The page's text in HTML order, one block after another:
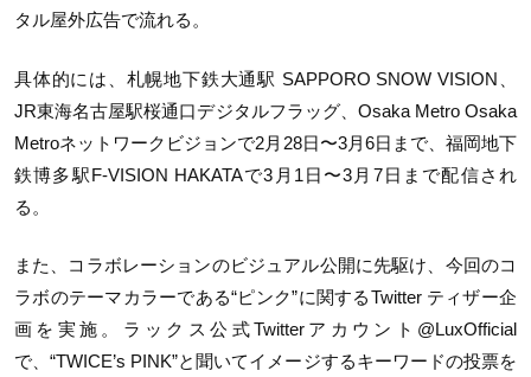
タル屋外広告で流れる。
具体的には、札幌地下鉄大通駅 SAPPORO SNOW VISION、
JR東海名古屋駅桜通口デジタルフラッグ、Osaka Metro Osaka
Metroネットワークビジョンで2月28日〜3月6日まで、福岡地下
鉄博多駅F-VISION HAKATAで3月1日〜3月7日まで配信され
る。
また、コラボレーションのビジュアル公開に先駆け、今回のコ
ラボのテーマカラーである“ピンク”に関するTwitter ティザー企
画を実施。ラックス公式Twitterアカウント@LuxOfficial
で、“TWICE’s PINK”と聞いてイメージするキーワードの投票を